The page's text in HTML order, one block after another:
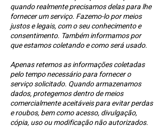
quando realmente precisamos delas para lhe
fornecer um serviço. Fazemo-lo por meios
justos e legais, com o seu conhecimento e
consentimento. Também informamos por
que estamos coletando e como será usado.
Apenas retemos as informações coletadas
pelo tempo necessário para fornecer o
serviço solicitado. Quando armazenamos
dados, protegemos dentro de meios
comercialmente aceitáveis ​​para evitar perdas
e roubos, bem como acesso, divulgação,
cópia, uso ou modificação não autorizados.